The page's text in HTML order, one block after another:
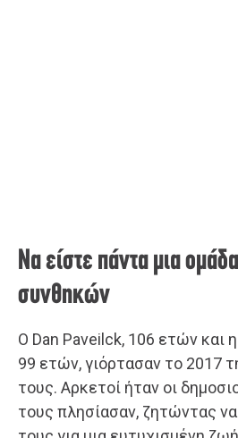
Να είστε πάντα μια
συνθηκών
O Dan Paveilck, 106 ετών και
99 ετών, γιόρτασαν το 2017
τους. Αρκετοί ήταν οι
τους πλησίασαν, ζητώντας